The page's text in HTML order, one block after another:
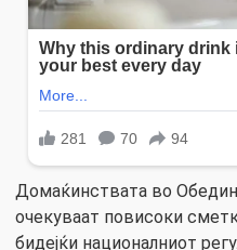
Домаќинствата во
очекуваат повисоки
бидејќи националниот